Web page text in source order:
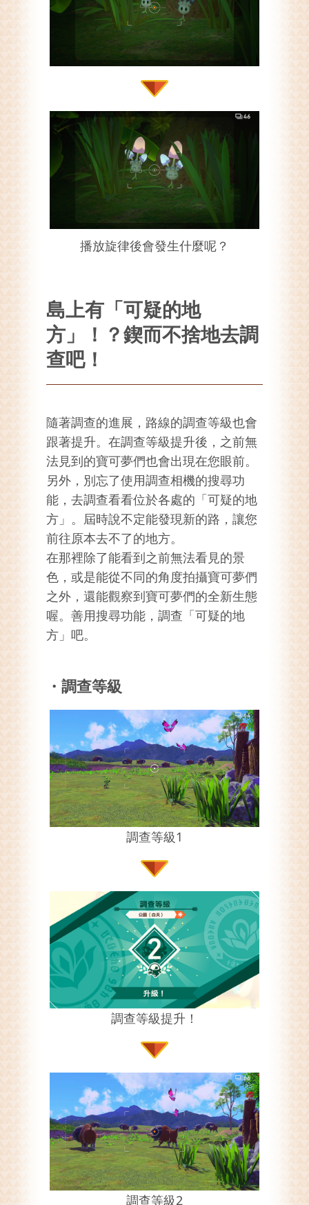
播放旋律後會發生什麼呢？
島上有「可疑的地
方」！？鍥而不捨地去調
查吧！
隨著調查的進展，路線的調查等級也會
跟著提升。在調查等級提升後，之前無
法見到的寶可夢們也會出現在您眼前。
另外，別忘了使用調查相機的搜尋功
能，去調查看看位於各處的「可疑的地
方」。屆時說不定能發現新的路，讓您
前往原本去不了的地方。
在那裡除了能看到之前無法看見的景
色，或是能從不同的角度拍攝寶可夢們
之外，還能觀察到寶可夢們的全新生態
喔。善用搜尋功能，調查「可疑的地
方」吧。
・調查等級
調查等級1
調查等級提升！
調查等級2